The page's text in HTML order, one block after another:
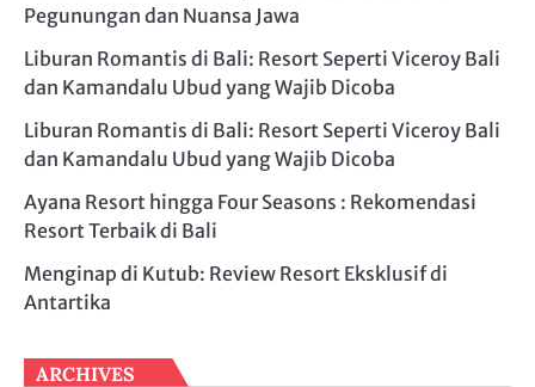
Pegunungan dan Nuansa Jawa
Liburan Romantis di Bali: Resort Seperti Viceroy Bali
dan Kamandalu Ubud yang Wajib Dicoba
Liburan Romantis di Bali: Resort Seperti Viceroy Bali
dan Kamandalu Ubud yang Wajib Dicoba
Ayana Resort hingga Four Seasons : Rekomendasi
Resort Terbaik di Bali
Menginap di Kutub: Review Resort Eksklusif di
Antartika
ARCHIVES